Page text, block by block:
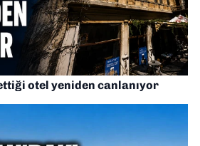
otel yeniden canlanıyor